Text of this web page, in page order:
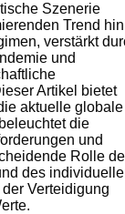
Szenerie
Trend hin
verstärkt
und
Artikel bietet
aktuelle globale
die
und
Rolle
des
Verteidigung